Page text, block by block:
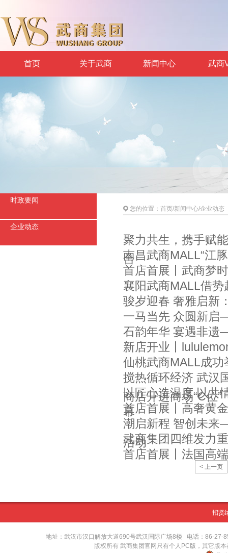
首页 关于武商 新闻中心 武商
时政要闻
企业动态
您的位置： 首页/新闻中心/企业动态
聚力共生，携手赋
合
南昌武商MALL“江
首店首展丨武商梦
襄阳武商MALL借
骏岁迎春 奢雅启新
一马当先 众圆新启
石韵年华 宴遇非遗
新店开业丨
仙桃武商MALL成功
搅热循环经济 武汉
商店开进商场“C位”
以匠心造温度 以共
幕
首店首展丨高奢黄
潮启新程 智创未来
活动
武商集团四维发力
首店首展丨法国高
< 上一页
招贤
地址：武汉市汉口解放大道690号武汉国际广场8楼 电话：86-
版权所有 武商集团官网只有个人PC版，其它版